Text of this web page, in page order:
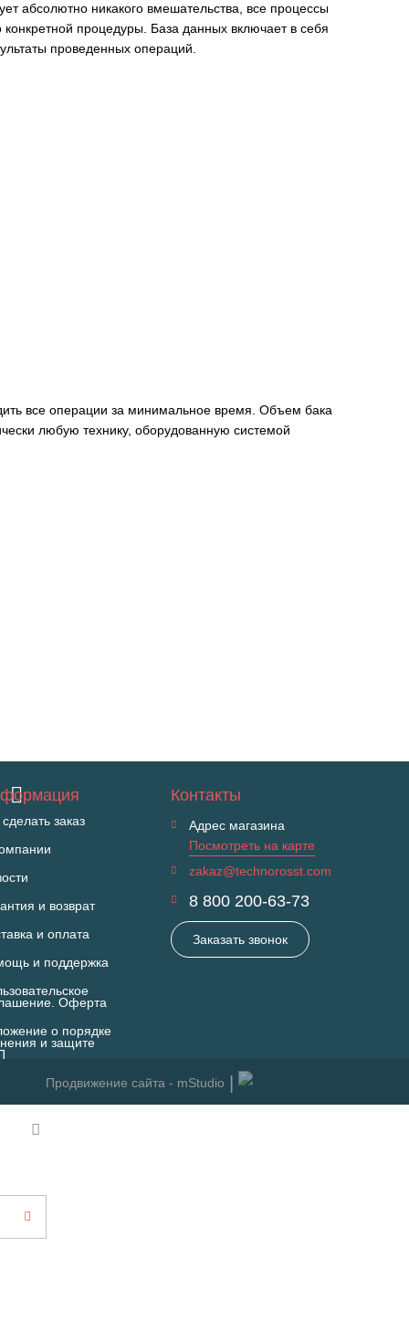
абсолютно никакого вмешательства, все процессы
процедуры. База данных включает в себя
проведенных операций.
все операции за минимальное время. Объем бака
любую технику, оборудованную системой
заказ
и возврат
и оплата
и поддержка
Оферта
о порядке
и защите
Контакты
Адрес магазина
Посмотреть на карте
zakaz@technorosst.com
8 800 200-63-73
Заказать звонок
Продвижение сайта - mStudio